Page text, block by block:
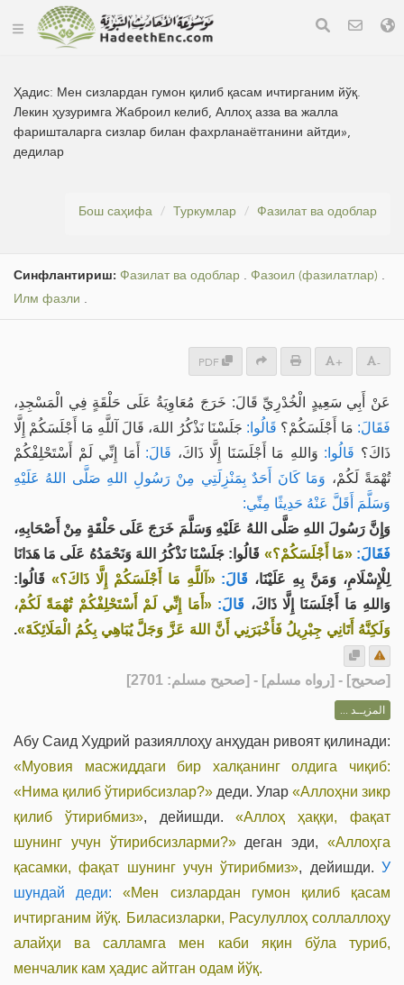
Ҳадис: Мен сизлардан гумон қилиб қасам ичтирганим йўқ.
Лекин ҳузуримга Жаброил келиб, Аллоҳ азза ва жалла
фаришталарга сизлар билан фахрланаётганини айтди»,
дедилар
Бош саҳифа Туркумлар Фазилат ва одоблар
Синфлантириш: Фазилат ва одоблар . Фазоил (фазилатлар) .
Илм фазли .
PDF + -
عَنْ أَبِي سَعِيدٍ الْخُدْرِيِّ قَالَ: خَرَجَ مُعَاوِيَةُ عَلَى حَلْقَةٍ فِي الْمَسْجِدِ،
فَقَالَ: مَا أَجْلَسَكُمْ؟ قَالُوا: جَلَسْنَا نَذْكُرُ اللهَ، قَالَ آللَّهِ مَا أَجْلَسَكُمْ إِلَّا
ذَاكَ؟ قَالُوا: وَاللهِ مَا أَجْلَسَنَا إِلَّا ذَاكَ، قَالَ: أَمَا إِنِّي لَمْ أَسْتَحْلِفْكُمْ
تُهْمَةً لَكُمْ، وَمَا كَانَ أَحَدٌ بِمَنْزِلَتِي مِنْ رَسُولِ اللهِ صَلَّى اللهُ عَلَيْهِ
وَسَلَّمَ أَقَلَّ عَنْهُ حَدِيثًا مِنِّي:
وَإِنَّ رَسُولَ اللهِ صَلَّى اللهُ عَلَيْهِ وَسَلَّمَ خَرَجَ عَلَى حَلْقَةٍ مِنْ أَصْحَابِهِ،
فَقَالَ: «مَا أَجْلَسَكُمْ؟» قَالُوا: جَلَسْنَا نَذْكُرُ اللهَ وَنَحْمَدُهُ عَلَى مَا هَدَانَا
لِلْإِسْلَامِ، وَمَنَّ بِهِ عَلَيْنَا، قَالَ: «آللَّهِ مَا أَجْلَسَكُمْ إِلَّا ذَاكَ؟» قَالُوا:
وَاللهِ مَا أَجْلَسَنَا إِلَّا ذَاكَ، قَالَ: «أَمَا إِنِّي لَمْ أَسْتَحْلِفْكُمْ تُهْمَةً لَكُمْ،
وَلَكِنَّهُ أَتَانِي جِبْرِيلُ فَأَخْبَرَنِي أَنَّ اللهَ عَزَّ وَجَلَّ يُبَاهِي بِكُمُ الْمَلَائِكَةَ».
[صحيح] - [رواه مسلم] - [صحيح مسلم: 2701]
المزيــد ...
Абу Саид Худрий разияллоҳу анҳудан ривоят қилинади:
«Муовия масжиддаги бир халқанинг олдига чиқиб:
«Нима қилиб ўтирибсизлар?» деди. Улар «Аллоҳни зикр
қилиб ўтирибмиз», дейишди.«Аллоҳ ҳаққи, фақат
шунинг учун ўтирибсизларми?»деган эди,«Аллоҳга
қасамки, фақат шунинг учун ўтирибмиз», дейишди. У
шундай деди:
«Мен сизлардан гумон қилиб қасам
ичтирганим йўқ. Биласизларки, Расулуллоҳ соллаллоҳу
алайҳи ва салламга мен каби яқин бўла туриб,
менчалик кам ҳадис айтган одам йўқ.